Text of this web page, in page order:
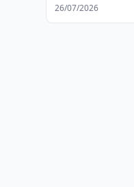
26/07/2026